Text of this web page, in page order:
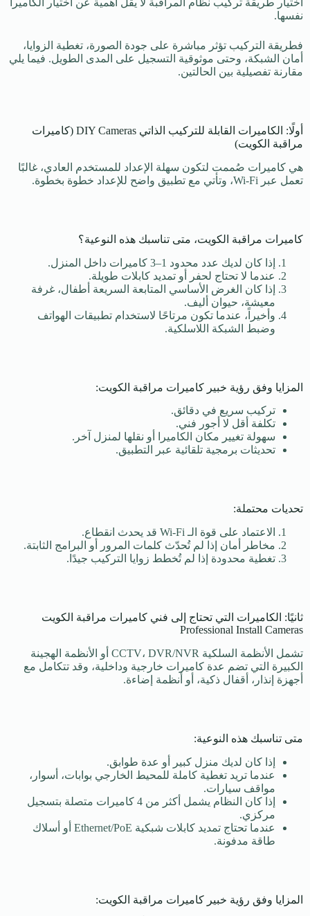
اختيار طريقة تركيب نظام المراقبة لا يقل أهمية عن اختيار الكاميرا
نفسها.
فطريقة التركيب تؤثر مباشرة على جودة الصورة، تغطية الزوايا،
أمان الشبكة، وحتى موثوقية التسجيل على المدى الطويل. فيما يلي
مقارنة تفصيلية بين الحالتين.
أولًا: الكاميرات القابلة للتركيب الذاتي DIY Cameras (كاميرات
مراقبة الكويت)
هي كاميرات صُممت لتكون سهلة الإعداد للمستخدم العادي، غالبًا
تعمل عبر Wi-Fi، وتأتي مع تطبيق واضح للإعداد خطوة بخطوة.
كاميرات مراقبة الكويت، متى تناسبك هذه النوعية؟
إذا كان لديك عدد محدود 1–3 كاميرات داخل المنزل.
عندما لا تحتاج لحفر أو تمديد كابلات طويلة.
إذا كان الغرض الأساسي المتابعة السريعة أطفال، غرفة
معيشة، حيوان أليف.
وأخيراً، عندما تكون مرتاحًا لاستخدام تطبيقات الهواتف
وضبط الشبكة اللاسلكية.
المزايا وفق رؤية خبير كاميرات مراقبة الكويت:
تركيب سريع في دقائق.
تكلفة أقل لا أجور فني.
سهولة تغيير مكان الكاميرا أو نقلها لمنزل آخر.
تحديثات برمجية تلقائية عبر التطبيق.
تحديات محتملة:
الاعتماد على قوة الـ Wi-Fi قد يحدث انقطاع.
مخاطر أمان إذا لم تُحدّث كلمات المرور أو البرامج الثابتة.
تغطية محدودة إذا لم تُخطط زوايا التركيب جيدًا.
ثانيًا: الكاميرات التي تحتاج إلى فني كاميرات مراقبة الكويت
Professional Install Cameras
تشمل الأنظمة السلكية CCTV، DVR/NVR أو الأنظمة الهجينة
الكبيرة التي تضم عدة كاميرات خارجية وداخلية، وقد تتكامل مع
أجهزة إنذار، أقفال ذكية، أو أنظمة إضاءة.
متى تناسبك هذه النوعية:
إذا كان لديك منزل كبير أو عدة طوابق.
عندما تريد تغطية كاملة للمحيط الخارجي بوابات، أسوار،
مواقف سيارات.
إذا كان النظام يشمل أكثر من 4 كاميرات متصلة بتسجيل
مركزي.
عندما تحتاج تمديد كابلات شبكية Ethernet/PoE أو أسلاك
طاقة مدفونة.
المزايا وفق رؤية خبير كاميرات مراقبة الكويت: